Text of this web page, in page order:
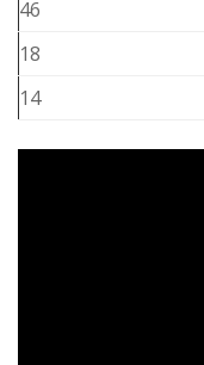
46
18
14